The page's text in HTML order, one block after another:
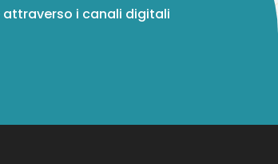
attraverso i canali digitali